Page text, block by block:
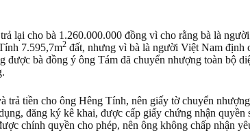
lại cho bà 1.260.000.000 đồng vì cho rằng bà là
7.595,7m2 đất, nhưng vì bà là người Việt Nam định
bà đồng ý ông Tám đã chuyển nhượng toàn bộ
trả tiền cho ông Hêng Tính, nên giấy tờ chuyển
đăng ký kê khai, được cấp giấy chứng nhận quyền
chính quyền cho phép, nên ông không chấp nhận